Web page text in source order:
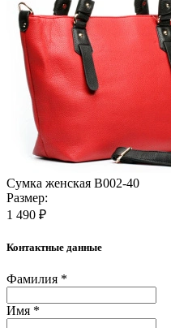
Сумка женская B002-40
Размер:
1 490 ₽
Контактные данные
Фамилия *
Имя *